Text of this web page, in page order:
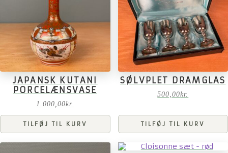
JAPANSK KUTANI
PORCELÆNSVASE
1.000,00kr.
TILFØJ TIL KURV
SØLVPLET DRAMGLAS
500,00kr.
TILFØJ TIL KURV